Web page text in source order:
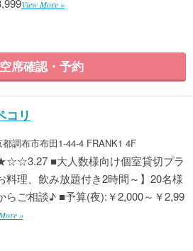
View More »
席確認・予約
コリ
都調布市布田1-44-4 FRANK1 4F
■大人数様向け個室貸切プラ
料理、飲み放題付き2時間～】20名様
らご相談♪ ■予算(夜):￥2,000～￥2,99
»